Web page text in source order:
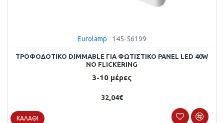
Eurolamp 145-56199
ΤΡΟΦΟΔΟΤΙΚΟ DIMMABLE ΓΙΑ ΦΩΤΙΣΤΙΚΟ PANEL LED 40W
NO FLICKERING
3-10 μέρες
32,04€
ΚΑΛΆΘΙ